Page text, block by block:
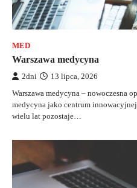
MED
Warszawa medycyna
2dni 13 lipca, 2026
Warszawa medycyna – nowoczesna
medycyna jako centrum
wielu lat pozostaje…